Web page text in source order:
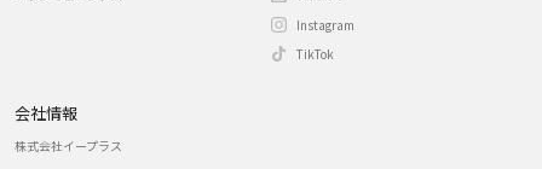
Instagram
TikTok
会社情報
株式会社イープラス